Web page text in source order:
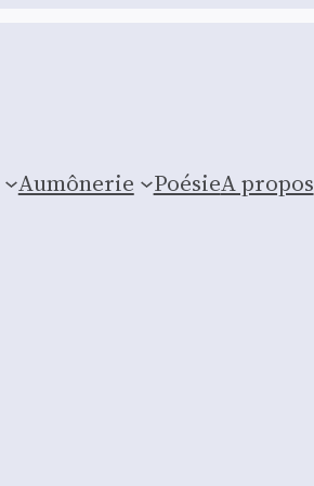
Aumônerie PoésieA propos